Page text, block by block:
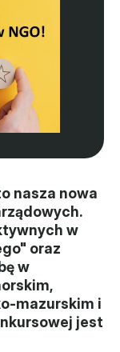
nasza nowa
w
oraz
w
mazurskim i
jest